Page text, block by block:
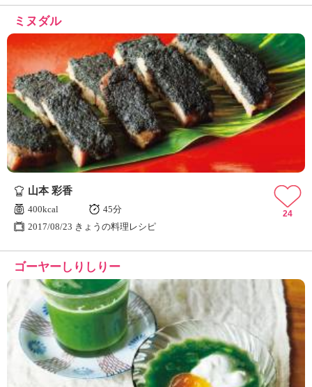
ミヌダル
山本 彩香
400kcal
45分
2017/08/23 きょうの料理レシピ
24
ゴーヤーしりしりー